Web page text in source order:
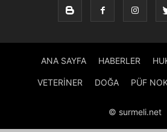
ANA SAYFA HABERLER
VETERİNER DOĞA PÜF
© surmeli.net